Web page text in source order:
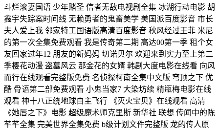
斗烂滚妻国语 少年赌圣 信者无敌电视剧全集 冰湖行动电影 胡
鑫宇失踪案时间线 无赖勇者的鬼畜美学 美国派百度影音 市长
夫人爱上我 邻家特工国语版高清百度影音 秋风经过王菲 米尼
的第一次全集免费观看 我是传奇第二期 高达00第一季 租个女
友回家过年12 朋友的新妈妈 切诺贝尔 欢迎来到实力至上第二
季樱花动漫 盗墓风云 那金花的女婿 韩剧大度电影在线看 向风
而行在线观看完整版免费 名侦探柯南全集中文版 穹顶之下 优
酷 骨语第二部免费观看 小鬼当家7 大染坊续 精瓶梅电影在线
观看 神十八正绕地球自主飞行 《灭火宝贝》在线观看 高清
《她唇之下》电影 超级魔术师克里斯 新华社 联想 传闻中的陈
芊芊全集 完美世界全集免费 b级计划文件完整版 龙的传人原